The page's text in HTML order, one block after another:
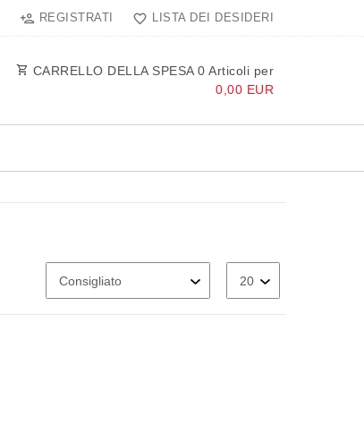
REGISTRATI LISTA DEI DESIDERI
CARRELLO DELLA SPESA 0 Articoli per
0,00 EUR